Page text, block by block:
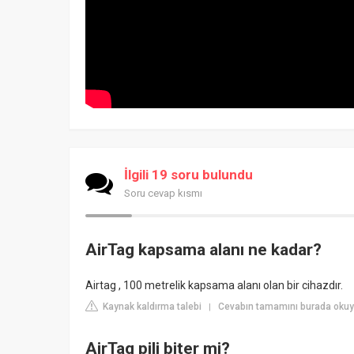
İlgili 19 soru bulundu
Soru cevap kısmı
AirTag kapsama alanı ne kadar?
Airtag , 100 metrelik kapsama alanı olan bir cihazdır.
Kaynak kaldırma talebi | Cevabın tamamını burada
AirTag pili biter mi?